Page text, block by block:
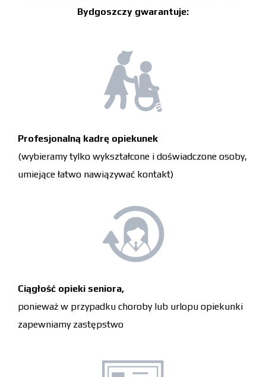
Bydgoszczy gwarantuje:
Profesjonalną kadrę opiekunek
(wybieramy tylko wykształcone i doświadczone osoby,
umiejące łatwo nawiązywać kontakt)
Ciągłość opieki seniora,
ponieważ w przypadku choroby lub urlopu opiekunki
zapewniamy zastępstwo